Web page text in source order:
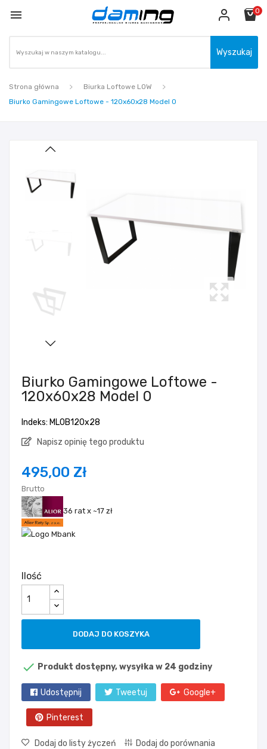
 0
Wyszukaj
Strona główna
Biurka Loftowe LOW
Biurko Gamingowe Loftowe - 120x60x28 Model 0
Biurko Gamingowe Loftowe -
120x60x28 Model 0
Indeks: ML0B120x28
Napisz opinię tego produktu
495,00 Zł
Brutto
36 rat x ~17 zł
Ilość
DODAJ DO KOSZYKA
 Produkt dostępny, wysyłka w 24 godziny
Udostępnij Tweetuj Google+
Pinterest
Dodaj do listy życzeń Dodaj do porównania